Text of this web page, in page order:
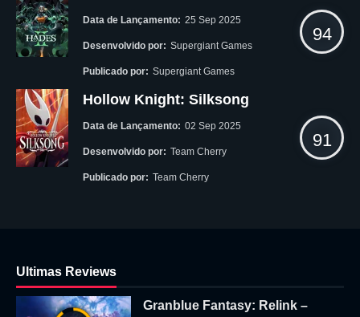
Data de Lançamento: 25 Sep 2025
Desenvolvido por: Supergiant Games
Publicado por: Supergiant Games
94
Hollow Knight: Silksong
Data de Lançamento: 02 Sep 2025
Desenvolvido por: Team Cherry
Publicado por: Team Cherry
91
Ultimas Reviews
Granblue Fantasy: Relink –